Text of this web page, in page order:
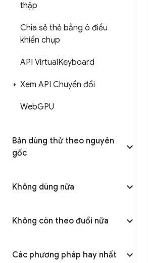
thập
Chia sẻ thẻ bằng ô điều
khiển chụp
API VirtualKeyboard
Xem API Chuyển đổi
WebGPU
Bản dùng thử theo nguyên
gốc
Không dùng nữa
Không còn theo đuổi nữa
Các phương pháp hay nhất